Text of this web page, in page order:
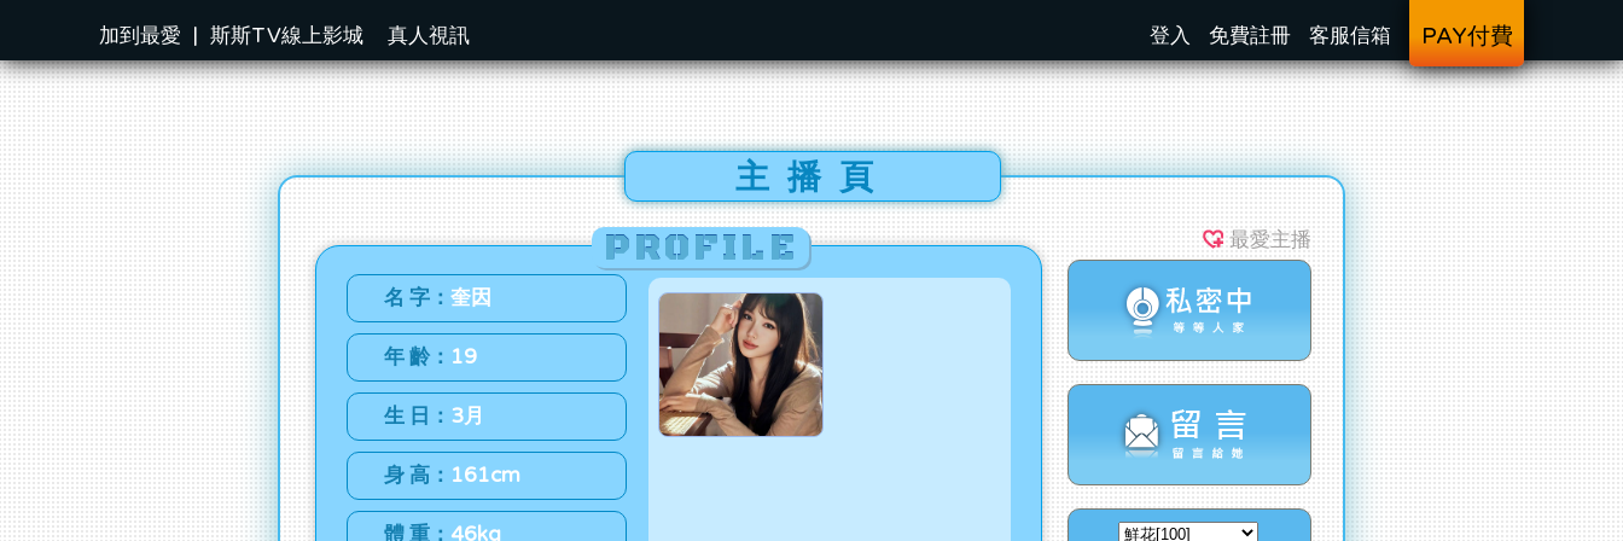
加到最愛 | 斯斯TV線上影城 真人視訊 PAY付費
客服信箱
免費註冊
登入
主播頁
最愛主播
PROFILE
名 字： 奎因
年 齡： 19
生 日： 3月
身 高： 161cm
體 重： 46kg